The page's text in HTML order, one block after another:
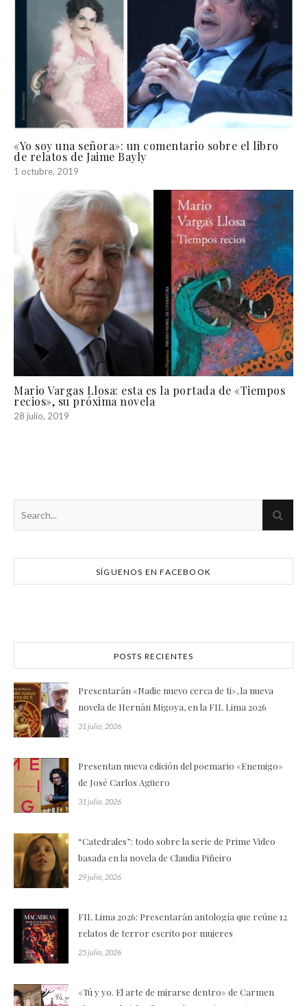
«Yo soy una señora»: un comentario sobre el libro
de relatos de Jaime Bayly
1 octubre, 2019
Mario Vargas Llosa: esta es la portada de «Tiempos
recios», su próxima novela
28 julio, 2019
SÍGUENOS EN FACEBOOK
POSTS RECIENTES
Presentarán «Nadie nuevo cerca de ti», la nueva
novela de Hernán Migoya, en la FIL Lima 2026
31 julio, 2026
Presentan nueva edición del poemario «Enemigo»
de José Carlos Agüero
31 julio, 2026
“Catedrales”: todo sobre la serie de Prime Video
basada en la novela de Claudia Piñeiro
29 julio, 2026
FIL Lima 2026: Presentarán antología que reúne 12
relatos de terror escrito por mujeres
25 julio, 2026
«Tú y yo. El arte de mirarse dentro» de Carmen